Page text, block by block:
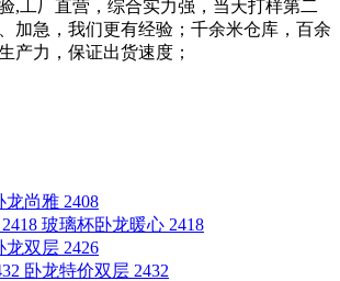
,工厂直营，综合实力强，当天打样第二
加急，我们更有经验；千余米仓库，百余
产力，保证出货速度；
龙尚雅 2408
玻璃杯卧龙暖心 2418
龙双层 2426
卧龙特价双层 2432